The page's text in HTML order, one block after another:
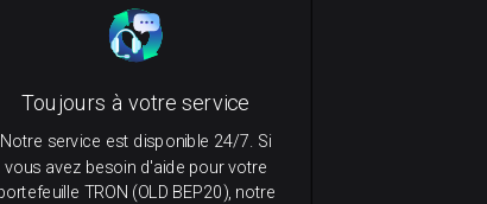
Toujours à votre service
Notre service est disponible 24/7. Si
vous avez besoin d'aide pour votre
TRON (OLD BEP20), notre